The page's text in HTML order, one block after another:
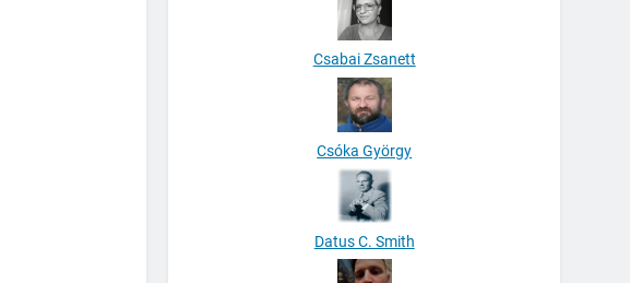
Csabai Zsanett
Csóka György
Datus C. Smith